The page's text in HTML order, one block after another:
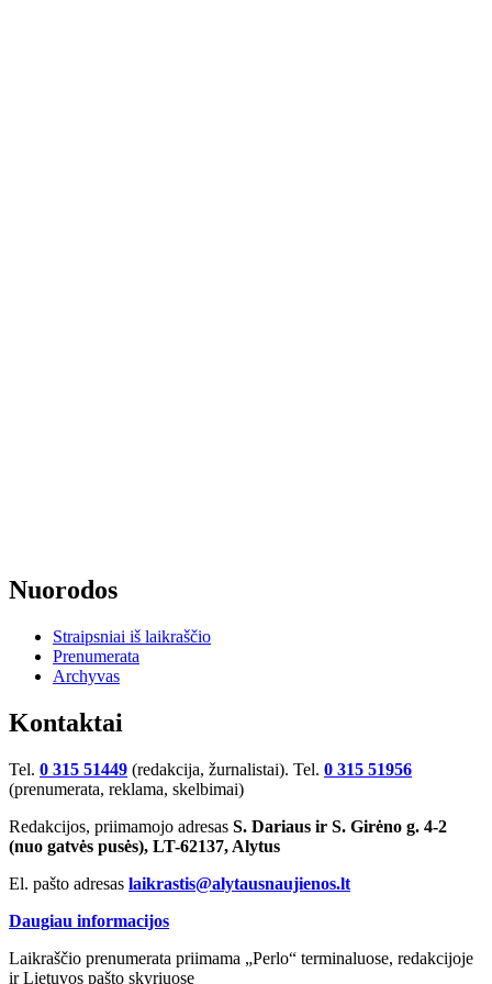
Nuorodos
Straipsniai iš laikraščio
Prenumerata
Archyvas
Kontaktai
Tel. 0 315 51449 (redakcija, žurnalistai). Tel. 0 315 51956
(prenumerata, reklama, skelbimai)
Redakcijos, priimamojo adresas S. Dariaus ir S. Girėno g. 4-2
(nuo gatvės pusės), LT-62137, Alytus
El. pašto adresas laikrastis@alytausnaujienos.lt
Daugiau informacijos
Laikraščio prenumerata priimama „Perlo“ terminaluose, redakcijoje
ir Lietuvos pašto skyriuose